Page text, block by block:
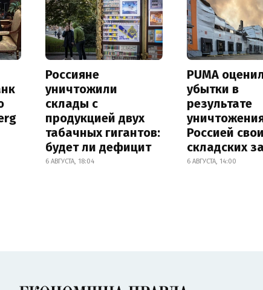
Россияне
уничтожили
склады с
продукцией двух
табачных гигантов:
будет ли дефицит
6 АВГУСТА, 18:04
PUMA
убытки в
результате
Россией
складских
6 АВГУСТА, 14:00